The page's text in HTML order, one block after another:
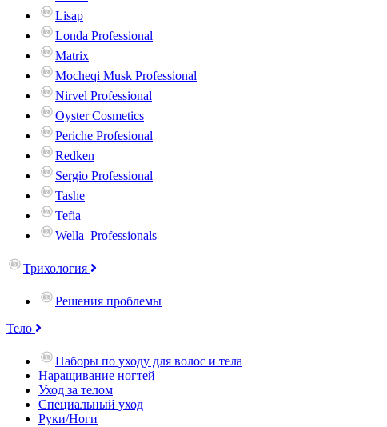
Lisap
Londa Professional
Matrix
Mocheqi Musk Professional
Nirvel Professional
Oyster Cosmetics
Periche Profesional
Redken
Sergio Professional
Tashe
Tefia
Wella_Professionals
Трихология
Решения проблемы
Тело
Наборы по уходу для волос и тела
Наращивание ногтей
Уход за телом
Специальный уход
Руки/Ноги